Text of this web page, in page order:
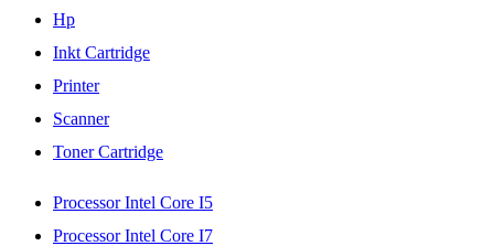
Hp
Inkt Cartridge
Printer
Scanner
Toner Cartridge
Processor Intel Core I5
Processor Intel Core I7